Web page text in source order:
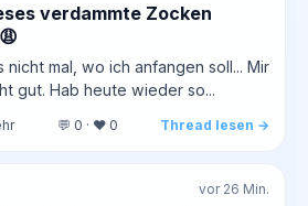
verdammte Zocken
mal, wo ich anfangen soll... Mir
gut. Hab heute wieder so...
💬 0 · ❤️ 0 Thread lesen →
vor 26 Min.